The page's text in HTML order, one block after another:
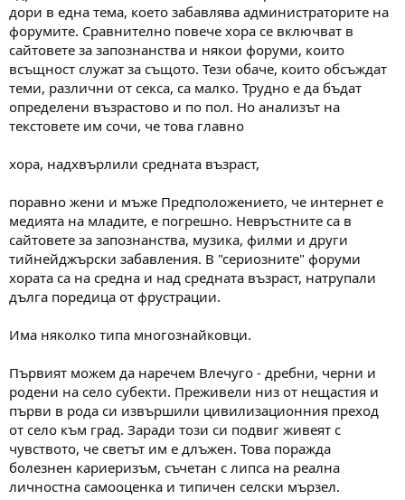
дори в една тема, което забавлява администраторите на
форумите. Сравнително повече хора се включват в
сайтовете за запознанства и някои форуми, които
всъщност служат за същото. Тези обаче, които обсъждат
теми, различни от секса, са малко. Трудно е да бъдат
определени възрастово и по пол. Но анализът на
текстовете им сочи, че това главно
хора, надхвърлили средната възраст,
поравно жени и мъже Предположението, че интернет е
медията на младите, е погрешно. Невръстните са в
сайтовете за запознанства, музика, филми и други
тийнейджърски забавления. В "сериозните" форуми
хората са на средна и над средната възраст, натрупали
дълга поредица от фрустрации.
Има няколко типа многознайковци.
Първият можем да наречем Влечуго - дребни, черни и
родени на село субекти. Преживели низ от нещастия и
първи в рода си извършили цивилизационния преход
от село към град. Заради този си подвиг живеят с
чувството, че светът им е длъжен. Това поражда
болезнен кариеризъм, съчетан с липса на реална
личностна самооценка и типичен селски мързел.